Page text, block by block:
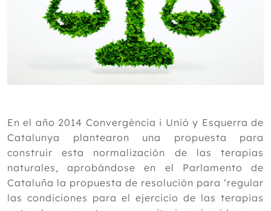
En el año 2014 Convergència i Unió y Esquerra de
Catalunya plantearon una propuesta para
construir esta normalización de las terapias
naturales, aprobándose en el Parlamento de
Cataluña la propuesta de resolución para ‘regular
las condiciones para el ejercicio de las terapias